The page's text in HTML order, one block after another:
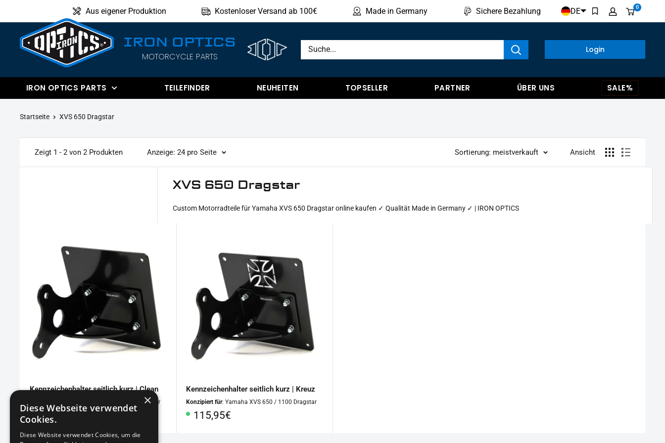
zum
Aus eigener Produktion Kostenloser Versand ab 100€ Made in Germany Sichere Bezahlung DE 0
IRON
IRON OPTICS
MOTORCYCLE PARTS
Login
IRON OPTICS PARTS TEILEFINDER NEUHEITEN TOPSELLER PARTNER ÜBER UNS SALE%
Produkte anzeigen
Startseite XVS 650 Dragstar
Zeigt 1 - 2 von 2 Produkten Anzeige: 24 pro Seite Sortierung: meistverkauft Ansicht
XVS 650 Dragstar
Custom Motorradteile für Yamaha XVS 650 Dragstar online kaufen ✓ Qualität Made in Germany ✓ | IRON OPTICS
Kennzeichenhalter seitlich kurz | Clean
: Yamaha XVS 650 / 1100 Dragstar
Sonderpreis
115,95€
Kennzeichenhalter seitlich kurz | Kreuz
Konzipiert für: Yamaha XVS 650 / 1100 Dragstar
Sonderpreis
115,95€
×
Diese Webseite verwendet
Cookies.
Diese Website verwendet Cookies, um die